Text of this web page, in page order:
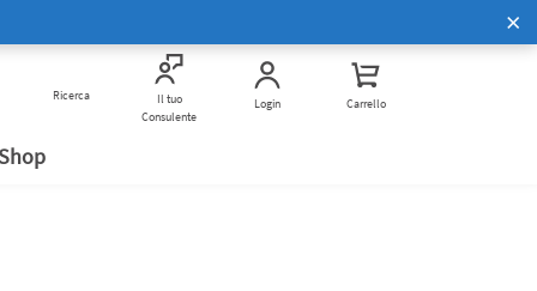
Ricerca
Il tuo
Consulente
Login Carrello
Corsi di Cucina Bimby
Vivi Bimby insieme a noi
Scopri di più
Verifica anti frode